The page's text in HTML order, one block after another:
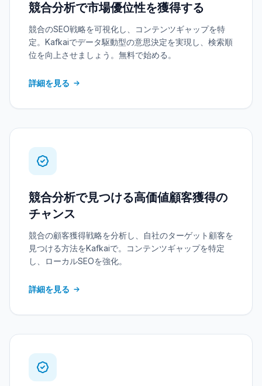
競合分析で市場優位性を獲得する
競合のSEO戦略を可視化し、コンテンツギャップを特
定。Kafkaiでデータ駆動型の意思決定を実現し、検索順
位を向上させましょう。無料で始める。
詳細を見る
競合分析で見つける高価値顧客獲得の
チャンス
競合の顧客獲得戦略を分析し、自社のターゲット顧客を
見つける方法をKafkaiで。コンテンツギャップを特定
し、ローカルSEOを強化。
詳細を見る